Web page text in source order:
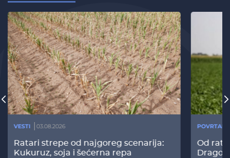
VESTI 03.08.2026
Ratari strepe od najgoreg scenarija:
Kukuruz, soja i šećerna repa
Od